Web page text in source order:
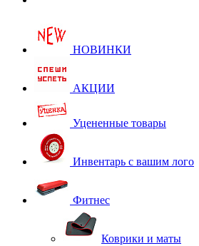
НОВИНКИ
АКЦИИ
Уцененные товары
Инвентарь с вашим лого
Фитнес
Коврики и маты